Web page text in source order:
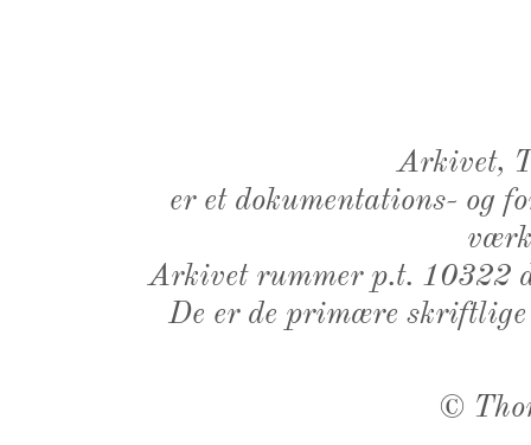
Arkivet,
er et dokumentations- og
Arkivet rummer p.t. 10322
De er de primære
©